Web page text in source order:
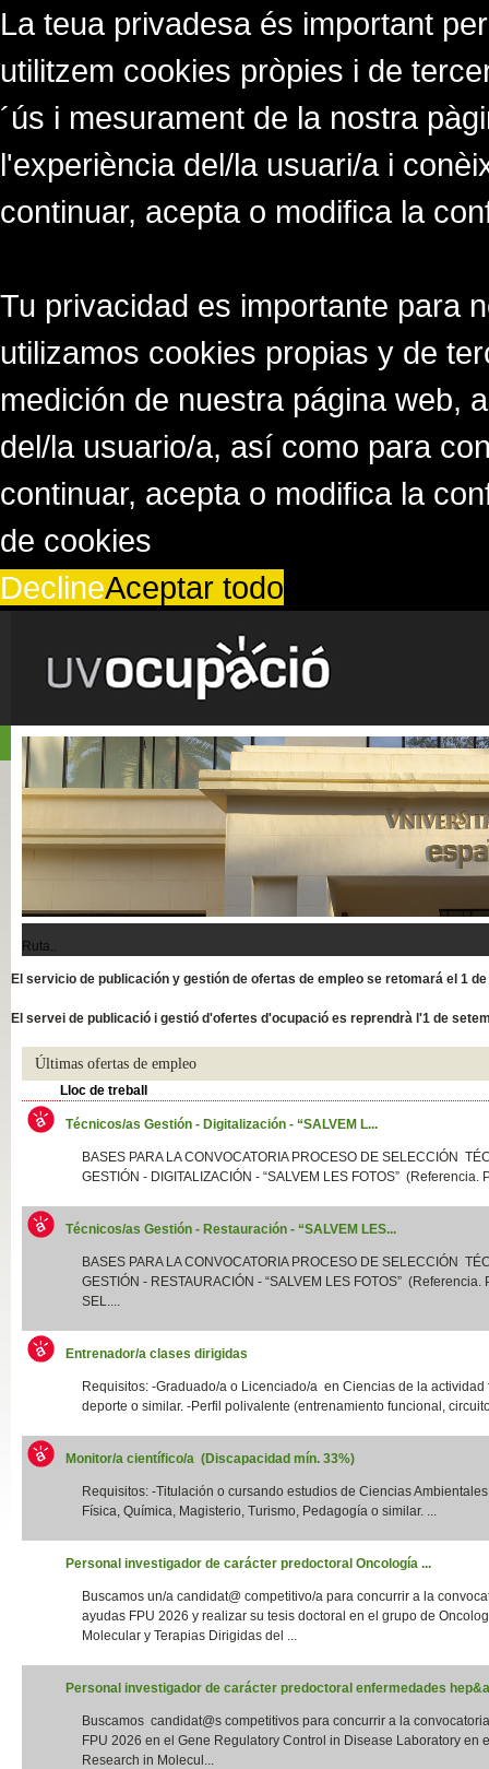
La teua privadesa és important
utilitzem cookies pròpies i de
´ús i mesurament de la nostra
l'experiència del/la usuari/a i
continuar, acepta o modifica la
Tu privacidad es importante para
utilizamos cookies propias y de
medición de nuestra página web,
del/la usuario/a, así como para
continuar, acepta o modifica la
de cookies
DeclineAceptar todo
Ruta..
El servicio de publicación y gestión de ofertas de empleo se retomará el 1
El servei de publicació i gestió d'ofertes d'ocupació es reprendrà l'1 de
Últimas ofertas de empleo
Lloc de treball
Técnicos/as Gestión - Digitalización - “SALVEM L...
BASES PARA LA CONVOCATORIA PROCESO DE SELECCIÓN
GESTIÓN - DIGITALIZACIÓN - “SALVEM LES FOTOS” (Referencia.
Técnicos/as Gestión - Restauración - “SALVEM LES...
BASES PARA LA CONVOCATORIA PROCESO DE SELECCIÓN
GESTIÓN - RESTAURACIÓN - “SALVEM LES FOTOS” (Referencia.
SEL....
Entrenador/a clases dirigidas
Requisitos: -Graduado/a o Licenciado/a en Ciencias de la actividad
deporte o similar. -Perfil polivalente (entrenamiento funcional,
Monitor/a científico/a (Discapacidad mín. 33%)
Requisitos: -Titulación o cursando estudios de Ciencias
Física, Química, Magisterio, Turismo, Pedagogía o similar. ...
Personal investigador de carácter predoctoral Oncología ...
Buscamos un/a candidat@ competitivo/a para concurrir a la
ayudas FPU 2026 y realizar su tesis doctoral en el grupo de
Molecular y Terapias Dirigidas del ...
Personal investigador de carácter predoctoral enfermedades
Buscamos candidat@s competitivos para concurrir a la
FPU 2026 en el Gene Regulatory Control in Disease Laboratory en
Research in Molecul...